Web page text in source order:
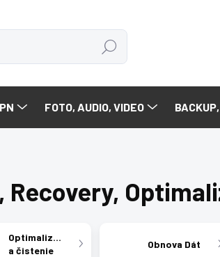
Hľadať
FOTO, AUDIO, VIDEO
Recovery,
Optimalizácia
a čistenie
Obnova Dát